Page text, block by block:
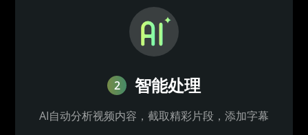
2 智能处理
AI自动分析视频内容，截取精彩片段，添加字幕